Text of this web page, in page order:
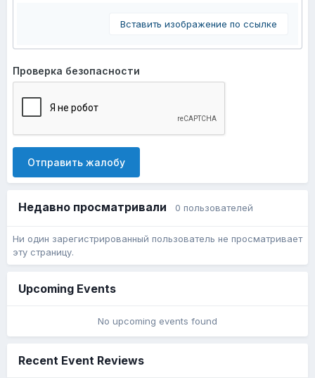
Вставить изображение по ссылке
Проверка безопасности
Отправить жалобу
Недавно просматривали 0 пользователей
Ни один зарегистрированный пользователь не просматривает
эту страницу.
Upcoming Events
No upcoming events found
Recent Event Reviews